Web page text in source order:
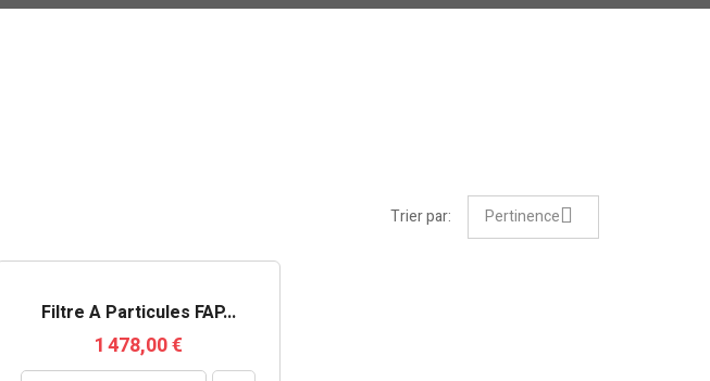
Trier par: Pertinence
Filtre À Particules FAP...
1 478,00 €